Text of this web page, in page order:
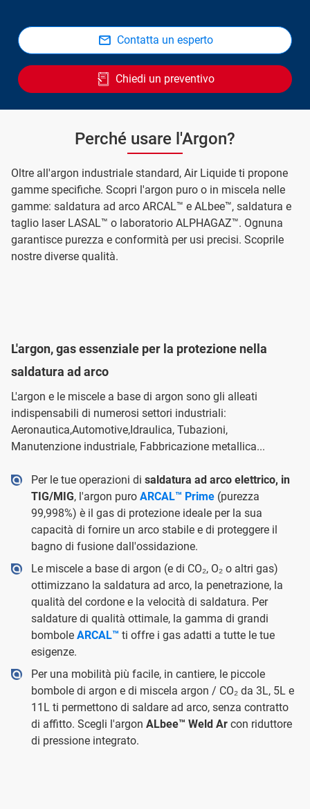
Contatta un esperto
Chiedi un preventivo
Perché usare l'Argon?
Oltre all'argon industriale standard, Air Liquide ti propone
gamme specifiche. Scopri l'argon puro o in miscela nelle
gamme: saldatura ad arco ARCAL™ e ALbee™, saldatura e
taglio laser LASAL™ o laboratorio ALPHAGAZ™. Ognuna
garantisce purezza e conformità per usi precisi. Scoprile
nostre diverse qualità.
L'argon, gas essenziale per la protezione nella
saldatura ad arco
L'argon e le miscele a base di argon sono gli alleati
indispensabili di numerosi settori industriali:
Aeronautica,Automotive,Idraulica, Tubazioni,
Manutenzione industriale, Fabbricazione metallica...
Per le tue operazioni di saldatura ad arco elettrico, in
TIG/MIG, l'argon puro ARCAL™ Prime(purezza
99,998%) è il gas di protezione ideale per la sua
capacità di fornire un arco stabile e di proteggere il
bagno di fusione dall'ossidazione.
Le miscele a base di argon (e di CO₂, O₂ o altri gas)
ottimizzano la saldatura ad arco, la penetrazione, la
qualità del cordone e la velocità di saldatura. Per
saldature di qualità ottimale, la gamma di grandi
bombole ARCAL™ ti offre i gas adatti a tutte le tue
esigenze.
Per una mobilità più facile, in cantiere, le piccole
bombole di argon e di miscela argon / CO₂ da 3L, 5L e
11L ti permettono di saldare ad arco, senza contratto
di affitto. Scegli l'argon ALbee™ Weld Ar con riduttore
di pressione integrato.